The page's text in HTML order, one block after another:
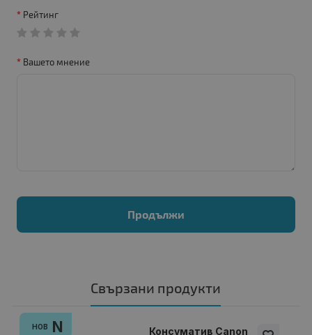
Рейтинг
Вашето мнение
Продължи
Свързани продукти
НОВ N Консуматив Canon